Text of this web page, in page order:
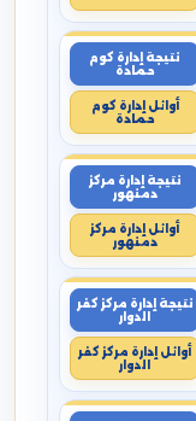
نتيجة إدارة كوم
حمادة
أوائل إدارة كوم
حمادة
نتيجة إدارة مركز
دمنهور
أوائل إدارة مركز
دمنهور
نتيجة إدارة مركز كفر
الدوار
أوائل إدارة مركز كفر
الدوار